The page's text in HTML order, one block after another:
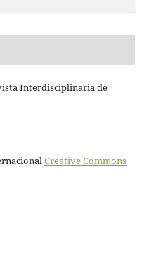
Interdisciplinaria de
Creative Commons